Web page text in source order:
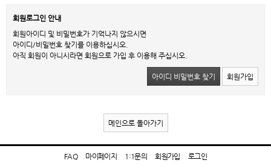
회원로그인 안내
회원아이디 및 비밀번호가 기억나지 않으시면
아이디/비밀번호 찾기를 이용하십시오.
아직 회원이 아니시라면 회원으로 가입 후 이용해 주십시오.
아이디 비밀번호 찾기 회원가입
메인으로 돌아가기
FAQ 마이페이지 1:1문의 회원가입 로그인